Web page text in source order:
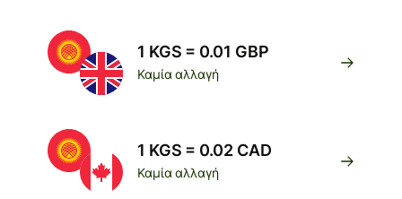
1 KGS = 0.01 GBP
Καμία αλλαγή
1 KGS = 0.02 CAD
Καμία αλλαγή